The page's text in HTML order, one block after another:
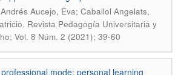
Aucejo, Eva; Caballol Angelats,
. Revista Pedagogía Universitaria y
Vol. 8 Núm. 2 (2021); 39-60
mode: personal learning